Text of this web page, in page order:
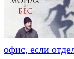
офис, если